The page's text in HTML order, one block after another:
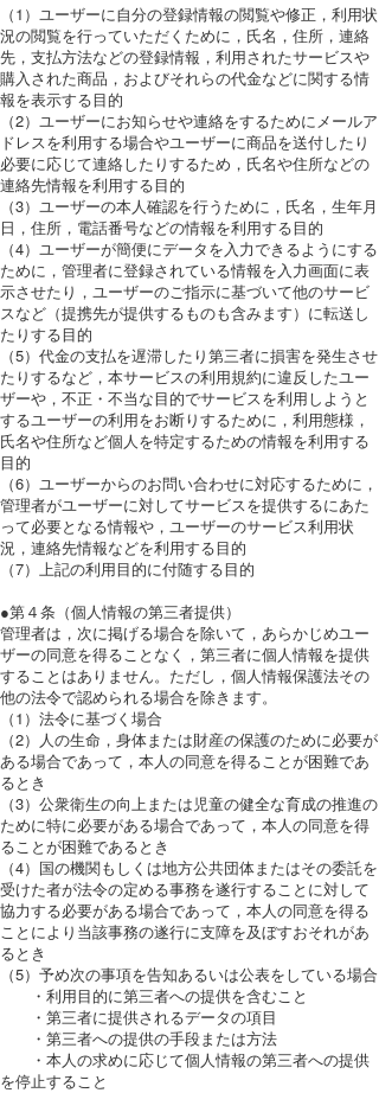
（1）ユーザーに自分の登録情報の閲覧や修正，利用状
況の閲覧を行っていただくために，氏名，住所，連絡
先，支払方法などの登録情報，利用されたサービスや
購入された商品，およびそれらの代金などに関する情
報を表示する目的
（2）ユーザーにお知らせや連絡をするためにメールア
ドレスを利用する場合やユーザーに商品を送付したり
必要に応じて連絡したりするため，氏名や住所などの
連絡先情報を利用する目的
（3）ユーザーの本人確認を行うために，氏名，生年月
日，住所，電話番号などの情報を利用する目的
（4）ユーザーが簡便にデータを入力できるようにする
ために，管理者に登録されている情報を入力画面に表
示させたり，ユーザーのご指示に基づいて他のサービ
スなど（提携先が提供するものも含みます）に転送し
たりする目的
（5）代金の支払を遅滞したり第三者に損害を発生させ
たりするなど，本サービスの利用規約に違反したユー
ザーや，不正・不当な目的でサービスを利用しようと
するユーザーの利用をお断りするために，利用態様，
氏名や住所など個人を特定するための情報を利用する
目的
（6）ユーザーからのお問い合わせに対応するために，
管理者がユーザーに対してサービスを提供するにあた
って必要となる情報や，ユーザーのサービス利用状
況，連絡先情報などを利用する目的
（7）上記の利用目的に付随する目的
●第４条（個人情報の第三者提供）
管理者は，次に掲げる場合を除いて，あらかじめユー
ザーの同意を得ることなく，第三者に個人情報を提供
することはありません。ただし，個人情報保護法その
他の法令で認められる場合を除きます。
（1）法令に基づく場合
（2）人の生命，身体または財産の保護のために必要が
ある場合であって，本人の同意を得ることが困難であ
るとき
（3）公衆衛生の向上または児童の健全な育成の推進の
ために特に必要がある場合であって，本人の同意を得
ることが困難であるとき
（4）国の機関もしくは地方公共団体またはその委託を
受けた者が法令の定める事務を遂行することに対して
協力する必要がある場合であって，本人の同意を得る
ことにより当該事務の遂行に支障を及ぼすおそれがあ
るとき
（5）予め次の事項を告知あるいは公表をしている場合
・利用目的に第三者への提供を含むこと
・第三者に提供されるデータの項目
・第三者への提供の手段または方法
・本人の求めに応じて個人情報の第三者への提供
を停止すること